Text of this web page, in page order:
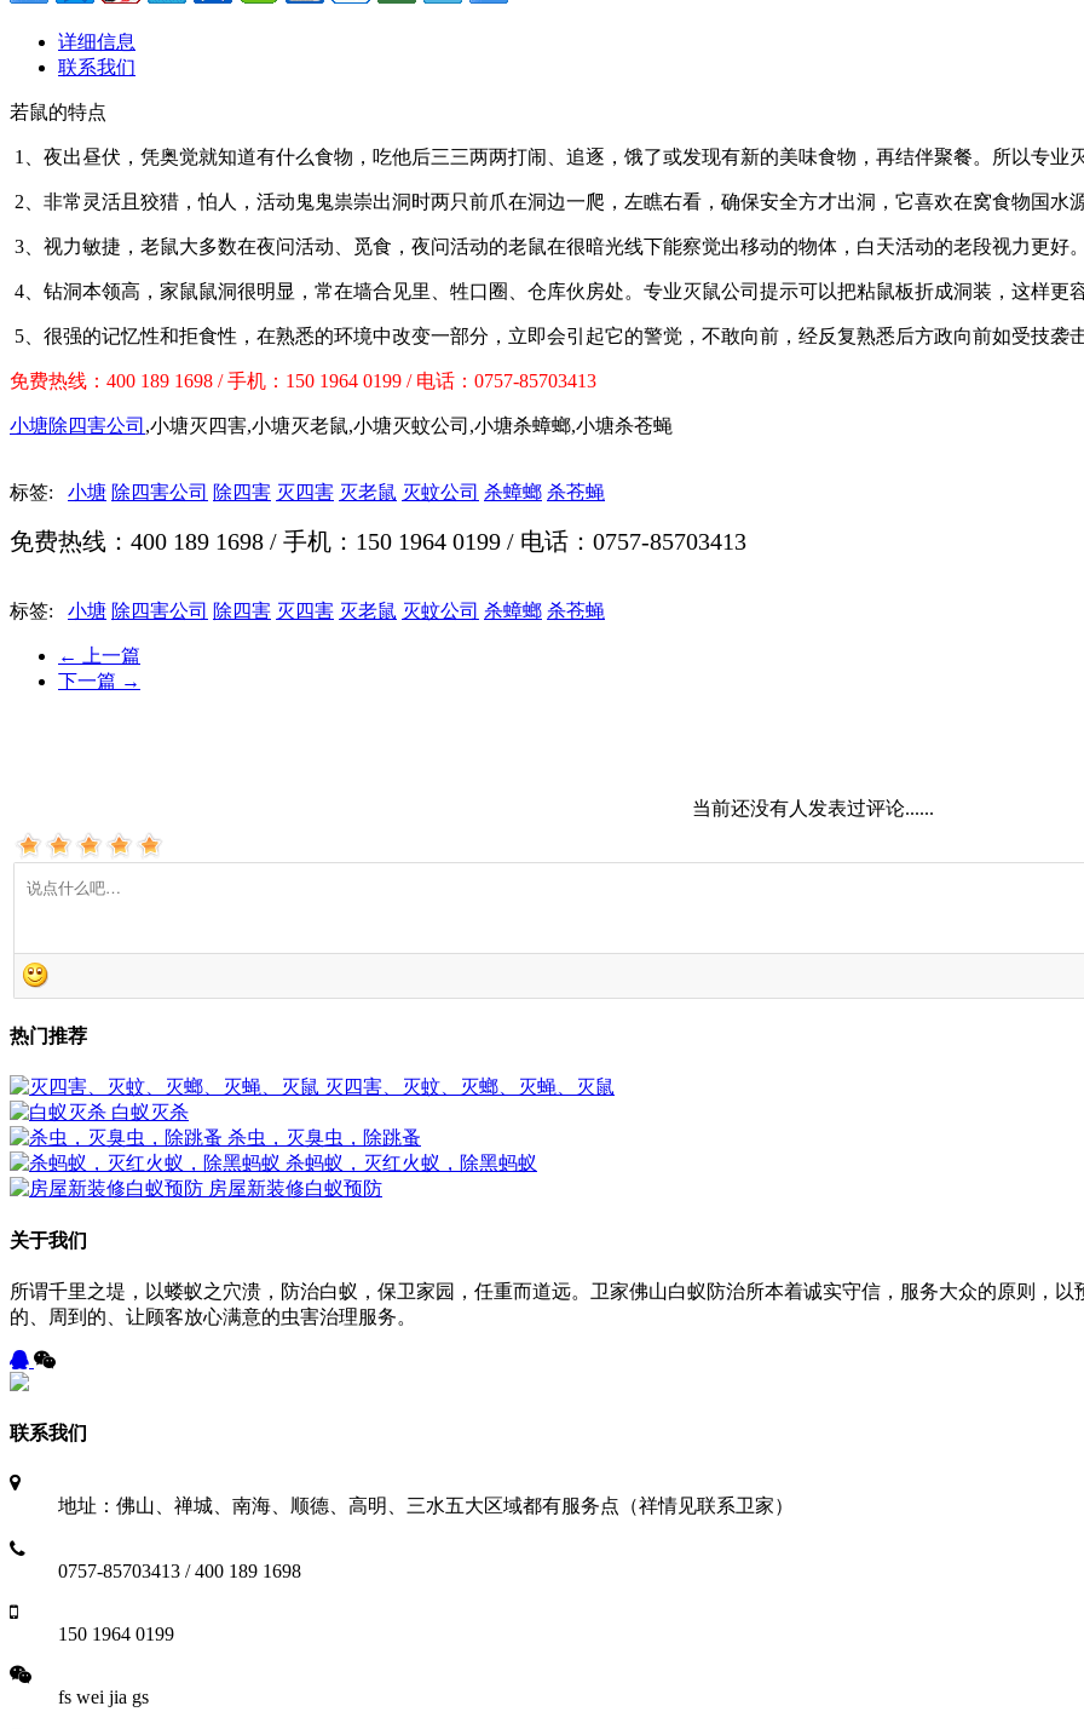
详细信息
联系我们
若鼠的特点
1、夜出昼伏，凭奥觉就知道有什么食物，吃他后三三两两打闹、追逐，饿了或发现有新的美味食物，再结伴聚餐。所以专
2、非常灵活且狡猎，怕人，活动鬼鬼祟崇出洞时两只前爪在洞边一爬，左瞧右看，确保安全方才出洞，它喜欢在窝食物国水
3、视力敏捷，老鼠大多数在夜问活动、觅食，夜问活动的老鼠在很暗光线下能察觉出移动的物体，白天活动的老段视力更好
4、钻洞本领高，家鼠鼠洞很明显，常在墙合见里、牲口圈、仓库伙房处。专业灭鼠公司提示可以把粘鼠板折成洞装，这样更
5、很强的记忆性和拒食性，在熟悉的环境中改变一部分，立即会引起它的警觉，不敢向前，经反复熟悉后方政向前如受技袭
免费热线：400 189 1698 / 手机：150 1964 0199 / 电话：0757-85703413
小塘除四害公司 ,小塘灭四害,小塘灭老鼠,小塘灭蚊公司,小塘杀蟑螂,小塘杀苍蝇
标签: 小塘 除四害公司 除四害 灭四害 灭老鼠 灭蚊公司 杀蟑螂 杀苍蝇
免费热线：400 189 1698 / 手机：150 1964 0199 / 电话：0757-85703413
标签: 小塘 除四害公司 除四害 灭四害 灭老鼠 灭蚊公司 杀蟑螂 杀苍蝇
←
上一篇
下一篇 →
当前还没有人发表过评论......
热门推荐
灭四害、灭蚊、灭螂、灭蝇、灭鼠
白蚁灭杀
杀虫，灭臭虫，除跳蚤
杀蚂蚁，灭红火蚁，除黑蚂蚁
房屋新装修白蚁预防
关于我们
所谓千里之堤，以蝼蚁之穴溃，防治白蚁，保卫家园，任重而道远。卫家佛山白蚁防治所本着诚实守信，服务大众的原则，
的、周到的、让顾客放心满意的虫害治理服务。
联系我们
地址：佛山、禅城、南海、顺德、高明、三水五大区域都有服务点（祥情见联系卫家）
0757-85703413 / 400 189 1698
150 1964 0199
fs wei jia gs